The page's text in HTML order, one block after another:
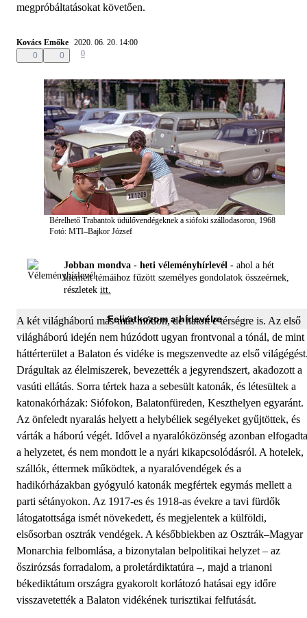
megpróbáltatásokat követően.
Kovács Emőke 2020. 06. 20. 14:00
0
0 0
Bérelhető Trabantok üdülővendégeknek a siófoki szállodasoron, 1968
Fotó: MTI–Bajkor József
Jobban mondva - heti véleményhírlevél - ahol a hét
kiemelt témáihoz fűzött személyes gondolatok összeérnek,
részletek itt.
Feliratkozom a hírlevélre
A két világháború más-más módon, de hatott e térségre is. Az első
világháború idején nem húzódott ugyan frontvonal a tónál, de mint
háttérterület a Balaton és vidéke is megszenvedte az első
Drágultak az élelmiszerek, bevezették a jegyrendszert, akadozott a
vasúti ellátás. Sorra tértek haza a sebesült katonák, és létesültek a
katonakórházak: Siófokon, Balatonfüreden, Keszthelyen egyaránt.
Az önfeledt nyaralás helyett a helybéliek segélyeket gyűjtöttek, és
várták a háború végét. Idővel a nyaralóközönség azonban elfogadta
a helyzetet, és nem mondott le a nyári kikapcsolódásról. A hotelek,
szállók, éttermek működtek, a nyaralóvendégek és a
hadikórházakban gyógyuló katonák megfértek egymás mellett a
parti sétányokon. Az 1917-es és 1918-as évekre a tavi fürdők
látogatottsága ismét növekedett, és megjelentek a külföldi,
elsősorban osztrák vendégek. A későbbiekben az Osztrák–Magyar
Monarchia felbomlása, a bizonytalan belpolitikai helyzet – az
őszirózsás forradalom, a proletárdiktatúra –, majd a trianoni
békediktátum országra gyakorolt korlátozó hatásai egy időre
visszavetették a Balaton vidékének turisztikai felfutását.